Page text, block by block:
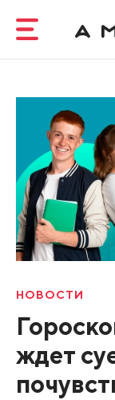
НОВОСТИ
ждет